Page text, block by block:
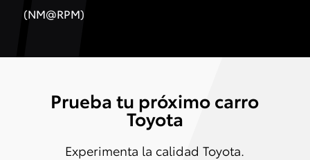
(NM@RPM)
Prueba tu próximo carro
Toyota
Experimenta la calidad Toyota.